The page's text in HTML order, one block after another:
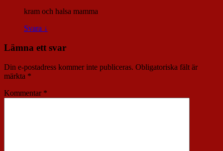
kram och halsa mamma
Svara ↓
Lämna ett svar
Din e-postadress kommer inte publiceras. Obligatoriska fält är
märkta *
Kommentar *